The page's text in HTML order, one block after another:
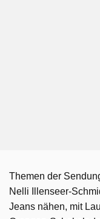
Themen der
Nelli Illenseer-
Jeans nähen, mit